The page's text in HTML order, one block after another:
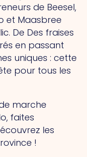
de Beesel,
et Maasbree
De Des fraises
en passant
uniques : cette
pour tous les
marche
faites
les
!